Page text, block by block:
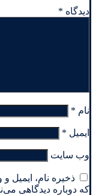
دیدگاه *
نام *
ایمیل *
وب‌ سایت
ذخیره نام، ایمیل
که دوباره دیدگاهی